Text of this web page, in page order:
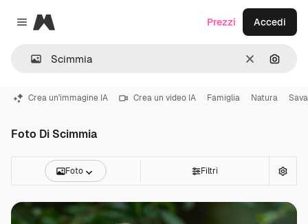
Close menu
Magnific
CancellaCerca
Prezzi Accedi
Crea un'immagine IA Crea un video IA Famiglia Natura
Foto Di Scimmia
Foto Filtri